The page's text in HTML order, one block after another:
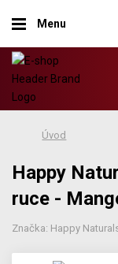
Menu
Úvod
Happy
ruce -
Značka: Happy